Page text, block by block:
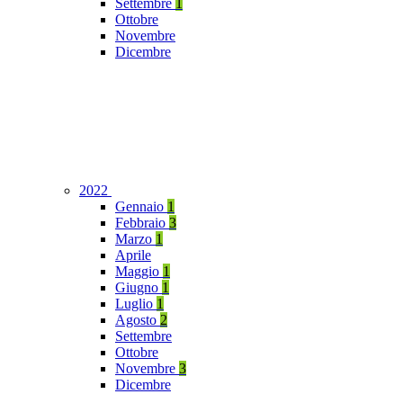
Settembre 1
Ottobre
Novembre
Dicembre
2022
Gennaio 1
Febbraio 3
Marzo 1
Aprile
Maggio 1
Giugno 1
Luglio 1
Agosto 2
Settembre
Ottobre
Novembre 3
Dicembre